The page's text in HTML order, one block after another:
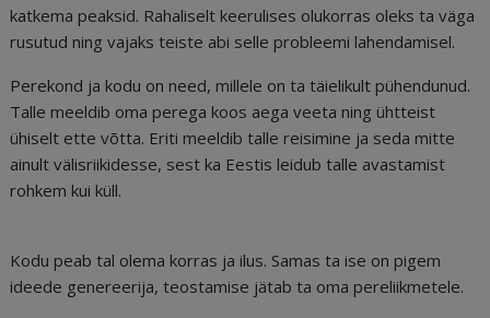
katkema peaksid. Rahaliselt keerulises olukorras oleks ta väga
rusutud ning vajaks teiste abi selle probleemi lahendamisel.
Perekond ja kodu on need, millele on ta täielikult pühendunud.
Talle meeldib oma perega koos aega veeta ning ühtteist
ühiselt ette võtta. Eriti meeldib talle reisimine ja seda mitte
ainult välisriikidesse, sest ka Eestis leidub talle avastamist
rohkem kui küll.
Kodu peab tal olema korras ja ilus. Samas ta ise on pigem
ideede genereerija, teostamise jätab ta oma pereliikmetele.